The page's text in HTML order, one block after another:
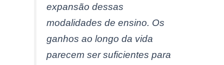
expansão dessas
modalidades de ensino. Os
ganhos ao longo da vida
parecem ser suficientes para